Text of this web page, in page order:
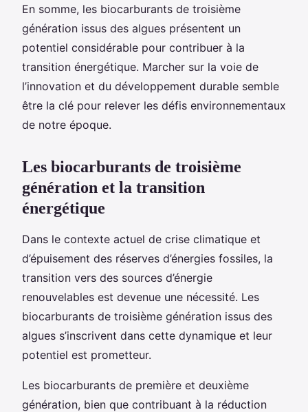
En somme, les biocarburants de troisième
génération issus des algues présentent un
potentiel considérable pour contribuer à la
transition énergétique. Marcher sur la voie de
l’innovation et du développement durable semble
être la clé pour relever les défis environnementaux
de notre époque.
Les biocarburants de troisième
génération et la transition
énergétique
Dans le contexte actuel de crise climatique et
d’épuisement des réserves d’énergies fossiles, la
transition vers des sources d’énergie
renouvelables est devenue une nécessité. Les
biocarburants de troisième génération issus des
algues s’inscrivent dans cette dynamique et leur
potentiel est prometteur.
Les biocarburants de première et deuxième
génération, bien que contribuant à la réduction